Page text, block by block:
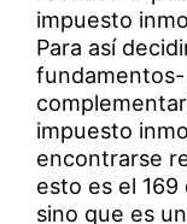
impuesto
Para así
impuesto
encontrarse
esto es el
sino que es